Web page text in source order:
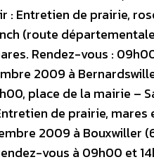
: Entretien de prairie,
(route
Rendez-vous :
2009 à
place de la mairie –
de prairie,
2009 à Bouxwiller
vous à 09h00 et